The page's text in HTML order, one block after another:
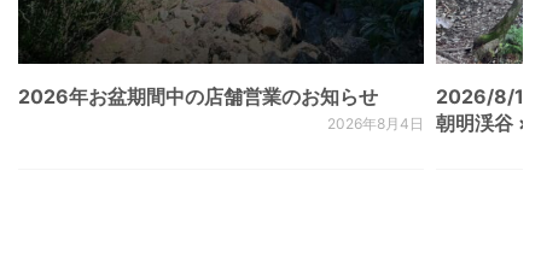
2026年お盆期間中の店舗営業のお知らせ
2026年8月4日
2026/8/
朝明渓谷 ×